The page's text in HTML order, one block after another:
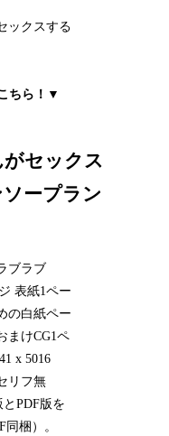
ックスする
ちら！▼
セックス
ープラン
ブラブ
表紙1ペー
の白紙ペー
まけCG1ペ
x 5016
リフ無
とPDF版を
梱）。